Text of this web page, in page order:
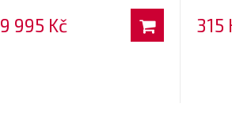
9 995 Kč 315